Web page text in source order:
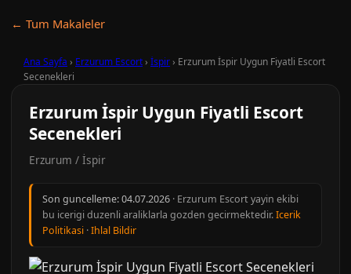
← Tum Makaleler
Ana Sayfa › Erzurum Escort› İspir› Erzurum İspir Uygun Fiyatli Escort
Secenekleri
Erzurum İspir Uygun Fiyatli Escort
Secenekleri
Erzurum / İspir
Son guncelleme:04.07.2026 · Erzurum Escort yayin ekibi
bu icerigi duzenli araliklarla gozden gecirmektedir.Icerik
Politikasi ·Ihlal Bildir